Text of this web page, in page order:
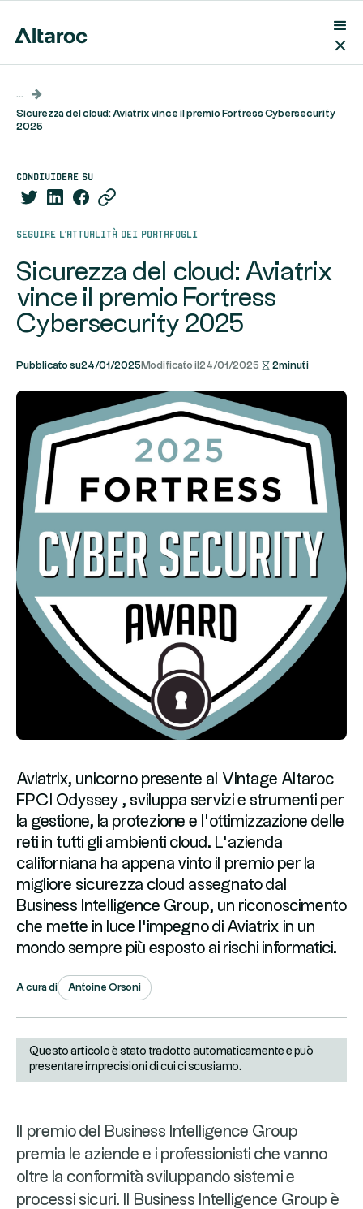
...
Sicurezza del cloud: Aviatrix vince il premio Fortress Cybersecurity
2025
condividere su
Seguire l'attualità dei portafogli
Sicurezza del cloud: Aviatrix
vince il premio Fortress
Cybersecurity 2025
Pubblicato su24/01/2025 Modificato il 24/01/2025 2minuti
Aviatrix, unicorno presente al Vintage Altaroc
FPCI Odyssey , sviluppa servizi e strumenti per
la gestione, la protezione e l’ottimizzazione delle
reti in tutti gli ambienti cloud. L’azienda
californiana ha appena vinto il premio per la
migliore sicurezza cloud assegnato dal
Business Intelligence Group, un riconoscimento
che mette in luce l’impegno di Aviatrix in un
mondo sempre più esposto ai rischi informatici.
A cura di Antoine Orsoni
Questo articolo è stato tradotto automaticamente e può
presentare imprecisioni di cui ci scusiamo.
Il premio del Business Intelligence Group
premia le aziende e i professionisti che vanno
oltre la conformità sviluppando sistemi e
processi sicuri. Il Business Intelligence Group è